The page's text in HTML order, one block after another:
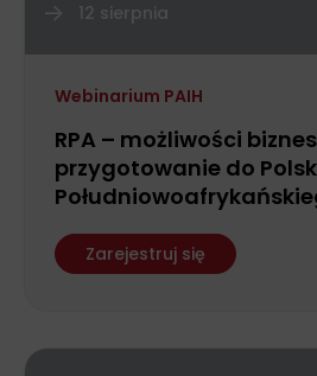
12 sierpnia
Webinarium PAIH
RPA – możliwości
przygotowanie do
Zarejestruj się